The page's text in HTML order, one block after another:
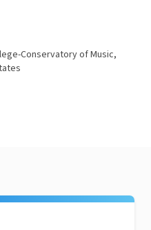
Conservatory of Music,